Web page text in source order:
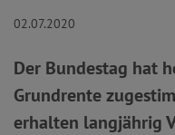
02.07.2020
Der Bundestag hat
Grundrente
erhalten langjährig